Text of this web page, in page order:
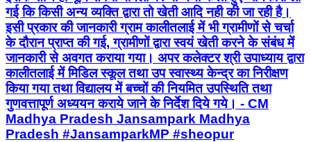
गई कि किसी अन्य व्यक्ति द्वारा तो खेती आदि नही की जा रही है।
इसी प्रकार की जानकारी ग्राम कालीतलाई में भी ग्रामीणों से चर्चा
के दौरान प्राप्त की गई, ग्रामीणों द्वारा स्वयं खेती करने के संबंध में
जानकारी से अवगत कराया गया। अपर कलेक्टर श्री उपाध्याय द्वारा
कालीतलाई में मिडिल स्कूल तथा उप स्वास्थ्य केन्द्र का निरीक्षण
किया गया तथा विद्यालय में बच्चों की नियमित उपस्थिति तथा
गुणवत्तापूर्ण अध्ययन कराये जाने के निर्देश दिये गये। - CM
Madhya Pradesh Jansampark Madhya
Pradesh #JansamparkMP #sheopur